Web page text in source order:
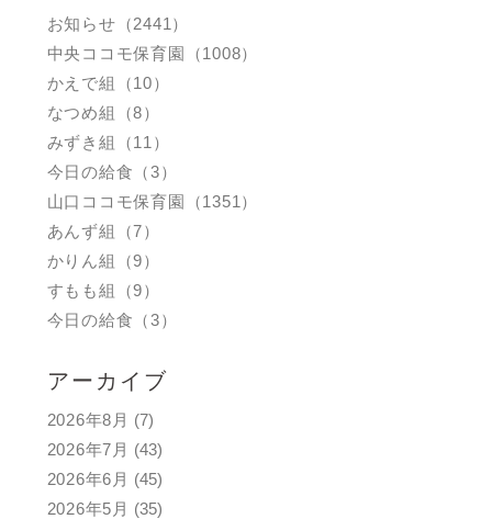
お知らせ（2441）
中央ココモ保育園（1008）
かえで組（10）
なつめ組（8）
みずき組（11）
今日の給食（3）
山口ココモ保育園（1351）
あんず組（7）
かりん組（9）
すもも組（9）
今日の給食（3）
アーカイブ
2026年8月 (7)
2026年7月 (43)
2026年6月 (45)
2026年5月 (35)